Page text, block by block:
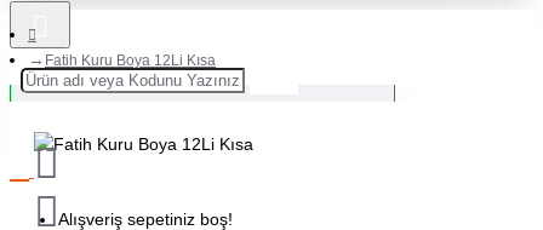
Alışveriş sepetiniz boş!
Fatih Kuru Boya 12Li Kısa